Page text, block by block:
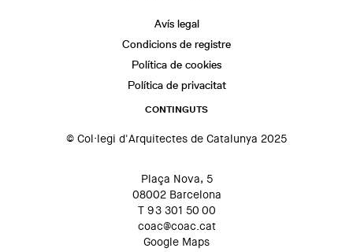
Avís legal
Condicions de registre
Política de cookies
Política de privacitat
CONTINGUTS
© Col·legi d'Arquitectes de Catalunya 2025
Plaça Nova, 5
08002 Barcelona
T 93 301 50 00
coac@coac.cat
Google Maps